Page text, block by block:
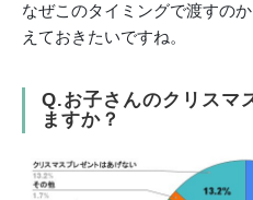
なぜこのタイミングで渡すの
えておきたいですね。
Q.お子さんのクリスマ
ますか？